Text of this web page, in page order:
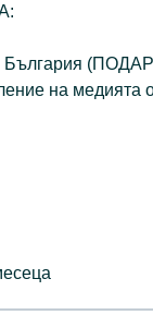
България
на медията